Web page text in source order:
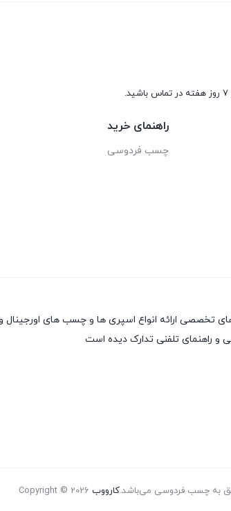
راهنمای خرید
چسب فردوسی
و راهنمای تلفنی تدارک دیده است
به چسب فردوسی می‌باشد.کارووب